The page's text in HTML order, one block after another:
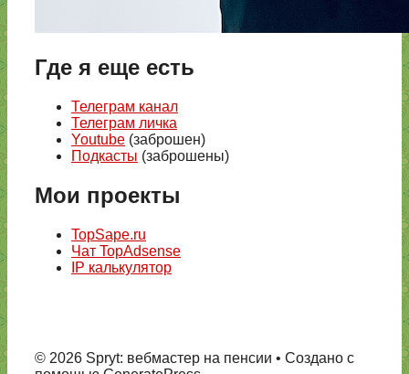
Где я еще есть
Телеграм канал
Телеграм личка
Youtube (заброшен)
Подкасты (заброшены)
Мои проекты
TopSape.ru
Чат TopAdsense
IP калькулятор
© 2026 Spryt: вебмастер на пенсии • Создано с